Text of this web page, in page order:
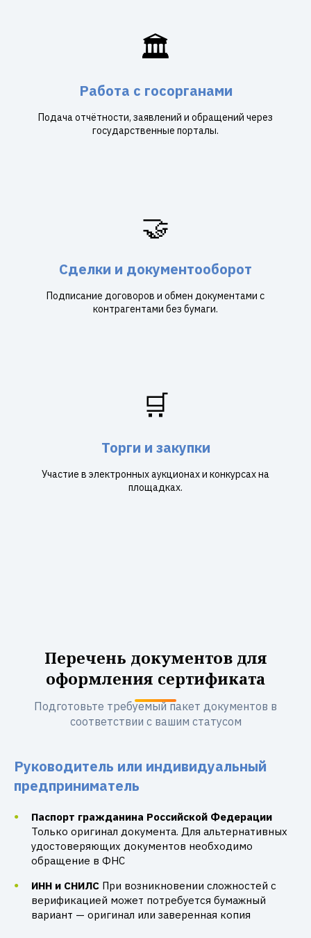
🏛️
Работа с госорганами
Подача отчётности, заявлений и обращений через
государственные порталы.
🤝
Сделки и документооборот
Подписание договоров и обмен документами с
контрагентами без бумаги.
🛒
Торги и закупки
Участие в электронных аукционах и конкурсах на
площадках.
Перечень документов для
оформления сертификата
Подготовьте требуемый пакет документов в
соответствии с вашим статусом
Руководитель или индивидуальный
предприниматель
Паспорт гражданина Российской Федерации
Только оригинал документа. Для альтернативных
удостоверяющих документов необходимо
обращение в ФНС
ИНН и СНИЛС При возникновении сложностей с
верификацией может потребуется бумажный
вариант — оригинал или заверенная копия